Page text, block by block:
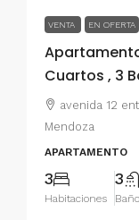
VENTA EN OFERTA
Cuartos , 3
avenida 12
Mendoza
APARTAMENTO
3
Habitaciones
3